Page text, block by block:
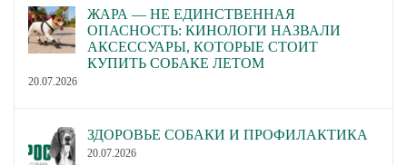
ЖАРА — НЕ ЕДИНСТВЕННАЯ
ОПАСНОСТЬ: КИНОЛОГИ НАЗВАЛИ
АКСЕССУАРЫ, КОТОРЫЕ СТОИТ
КУПИТЬ СОБАКЕ ЛЕТОМ
20.07.2026
ЗДОРОВЬЕ СОБАКИ И ПРОФИЛАКТИКА
20.07.2026